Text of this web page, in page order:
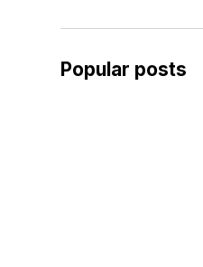
Popular posts